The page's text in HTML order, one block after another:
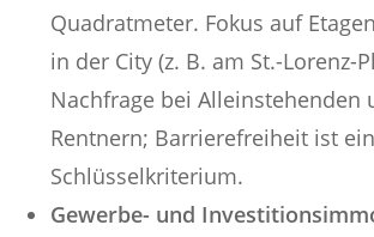
Quadratmeter. Fokus auf
in der City (z. B. am St.-Lorenz-
Nachfrage bei Alleinstehenden
Rentnern; Barrierefreiheit ist ein
Schlüsselkriterium.
Gewerbe- und